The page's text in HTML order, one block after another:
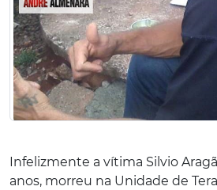
Infelizmente a vítima Silvio
anos, morreu na Unidade de